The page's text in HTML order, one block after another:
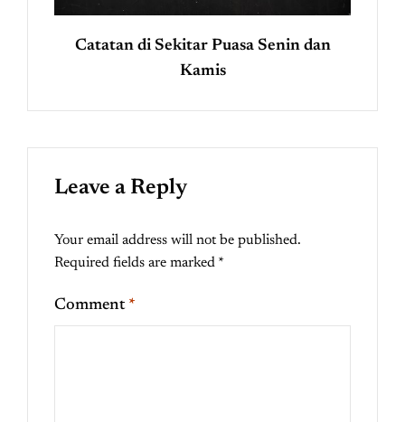
Catatan di Sekitar Puasa Senin dan
Kamis
Leave a Reply
Your email address will not be published.
Required fields are marked *
Comment *